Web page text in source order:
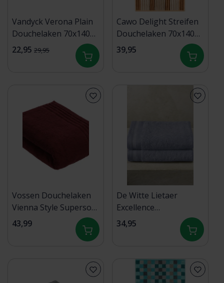
Vandyck Verona Plain
Douchelaken 70x140
smoke green
22,95 29,95
Cawo Delight Streifen
Douchelaken 70x140
caramel
39,95
Vossen Douchelaken
Vienna Style Supersoft
terra 67x140
43,99
De Witte Lietaer
Excellence
douchelaken 70x140
34,95